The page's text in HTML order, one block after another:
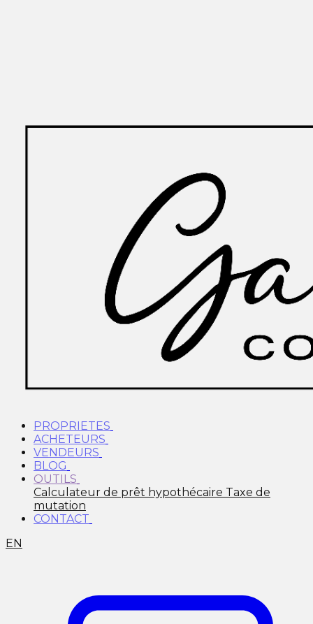
PROPRIETES
ACHETEURS
VENDEURS
BLOG
OUTILS
Calculateur de prêt hypothécaire Taxe de
mutation
CONTACT
EN